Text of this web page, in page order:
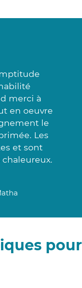
merci à
en oeuvre
le
Les
et sont
pour